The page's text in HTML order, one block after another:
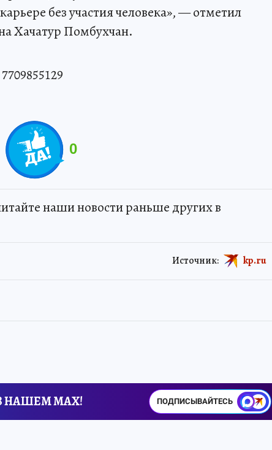
без участия человека», — отметил
Хачатур Помбухчан.
0
наши новости раньше других в
Источник: kp.ru
НАШЕМ MAX! ПОДПИСЫВАЙТЕСЬ